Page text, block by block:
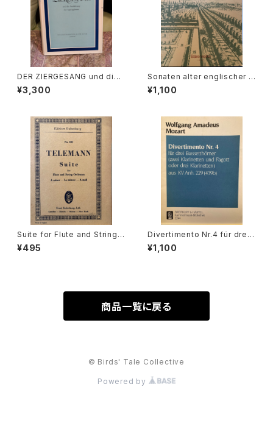
DER ZIERGESANG und die
Ausfuhrung der Appoggiat
ura【著者：Kurt Wichmann】出
¥3,300
Sonaten alter englischer M
eister Ⅲ【編著：MICHAEL SC
HNEIDER】出版社：BÄRENREI
¥1,100
Suite for Flute and String
Orchestra A-moll【著者：TEL
EMANN】出版社：Edition Eule
¥495
Divertimento Nr.4 für drei
Basetthörner(zwei klarinet
ten und Fagotto oder drei
¥1,100
商品一覧に戻る
© Birds' Tale Collective
Powered by